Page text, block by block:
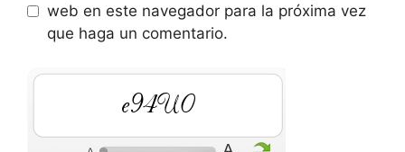
web en este navegador para la próxima vez
que haga un comentario.
Ml1o9